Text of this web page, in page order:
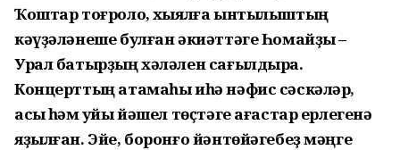
Ҡоштар тоғролоҡ, хыялға ынтылыштың
кәүҙәләнеше булған әкиәттәге Һомайҙы –
Урал батырҙың хәләлен сағылдыра.
Концерттың атамаһы иһә нәфис сәскәләр,
асыҡ һәм ҡуйы йәшел төҫтәге ағастар ерлегенә
яҙылған. Эйе, боронғо йәнтөйәгебеҙ мәңге